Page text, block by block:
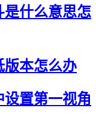
是什么意思怎
版本怎么办
置第一视角